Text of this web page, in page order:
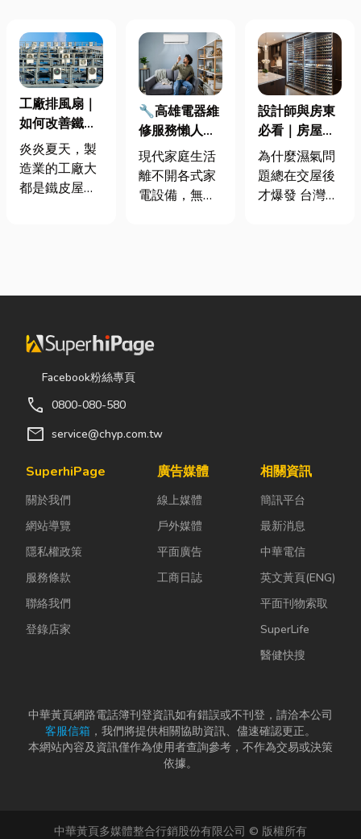
工廠排風扇｜
如何改善鐵皮
屋頂廠房的溫
度
炎炎夏天，製
造業的工廠大
都是鐵皮屋
是最快速心較
以下小編會說
明工廠排風扇
的原理及建議
置。 工廠排風
扇｜改善溫度
的原理 ...
🔧高雄電器維
修服務懶人包
｜冷氣、冰
箱、洗衣機專
業維修
現代家庭生活
離不開各式家
電設備，無論
還是每天幫助
生故障，都可
業的高雄電器
僅能快速排除
長家電使用壽
命，降...
設計師與房東
必看｜房屋濕
氣重怎麼辦？
全屋除濕機＋
全熱交換器整
為什麼濕氣問
題總在交屋後
才爆發 台灣氣
同步規劃空氣
藏最怕潮濕，
好，發霉、
變...
Facebook粉絲專頁
call 0800-080-580
mail service@chyp.com.tw
SuperhiPage
關於我們
網站導覽
隱私權政策
服務條款
聯絡我們
登錄店家
廣告媒體
線上媒體
戶外媒體
平面廣告
工商日誌
相關資訊
簡訊平台
最新消息
中華電信
英文黃頁(ENG)
平面刊物索取
SuperLife
醫健快搜
中華黃頁網路電話簿刊登資訊如有錯誤或不刊登，請洽本公司
客服信箱 ，我們將提供相關協助資訊、儘速確認更正。
本網站內容及資訊僅作為使用者查詢參考，不作為交易或決策
依據。
中華黃頁多媒體整合行銷股份有限公司 © 版權所有